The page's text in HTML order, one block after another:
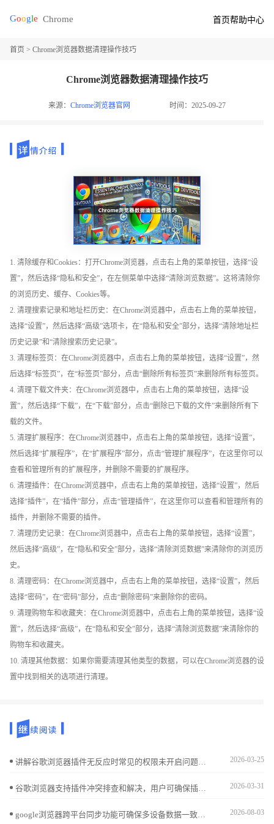
首页帮助中心
首页 > Chrome浏览器数据清理操作技巧
Chrome浏览器数据清理操作技巧
来源：Chrome浏览器官网 时间：2025-09-27
1. 清除缓存和Cookies：打开Chrome浏览器，点击右上角的菜单按钮，选择“设
置”，然后选择“隐私和安全”，在左侧菜单中选择“清除浏览数据”。这将清除你
的浏览历史、缓存、Cookies等。
2. 清理搜索记录和地址栏历史：在Chrome浏览器中，点击右上角的菜单按钮，
选择“设置”，然后选择“高级”选项卡，在“隐私和安全”部分，选择“清除地址栏
历史记录”和“清除搜索历史记录”。
3. 清理标签页：在Chrome浏览器中，点击右上角的菜单按钮，选择“设置”，然
后选择“标签页”，在“标签页”部分，点击“删除所有标签页”来删除所有标签页。
4. 清理下载文件夹：在Chrome浏览器中，点击右上角的菜单按钮，选择“设
置”，然后选择“下载”，在“下载”部分，点击“删除已下载的文件”来删除所有下
载的文件。
5. 清理扩展程序：在Chrome浏览器中，点击右上角的菜单按钮，选择“设置”，
然后选择“扩展程序”，在“扩展程序”部分，点击“管理扩展程序”，在这里你可以
查看和管理所有的扩展程序，并删除不需要的扩展程序。
6. 清理插件：在Chrome浏览器中，点击右上角的菜单按钮，选择“设置”，然后
选择“插件”，在“插件”部分，点击“管理插件”，在这里你可以查看和管理所有的
插件，并删除不需要的插件。
7. 清理历史记录：在Chrome浏览器中，点击右上角的菜单按钮，选择“设置”，
然后选择“高级”，在“隐私和安全”部分，选择“清除浏览数据”来清除你的浏览历
史。
8. 清理密码：在Chrome浏览器中，点击右上角的菜单按钮，选择“设置”，然后
选择“密码”，在“密码”部分，点击“删除密码”来删除你的密码。
9. 清理购物车和收藏夹：在Chrome浏览器中，点击右上角的菜单按钮，选择“设
置”，然后选择“高级”，在“隐私和安全”部分，选择“清除浏览数据”来清除你的
购物车和收藏夹。
10. 清理其他数据：如果你需要清理其他类型的数据，可以在Chrome浏览器的设
置中找到相关的选项进行清理。
2026-03-25
2026-03-31
2026-08-03